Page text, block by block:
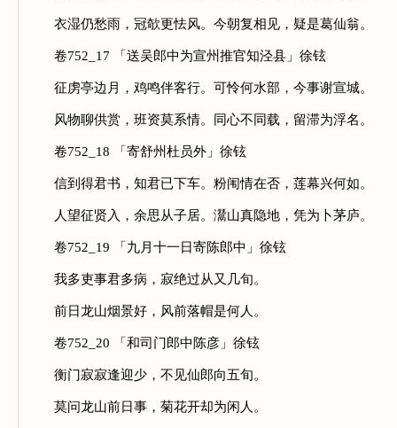
衣湿仍愁雨，冠欹更怯风。今朝复相见，疑是葛仙翁。
卷752_17 「送吴郎中为宣州推官知泾县」徐铉
征虏亭边月，鸡鸣伴客行。可怜何水部，今事谢宣城。
风物聊供赏，班资莫系情。同心不同载，留滞为浮名。
卷752_18 「寄舒州杜员外」徐铉
信到得君书，知君已下车。粉闱情在否，莲幕兴何如。
人望征贤入，余思从子居。灊山真隐地，凭为卜茅庐。
卷752_19 「九月十一日寄陈郎中」徐铉
我多吏事君多病，寂绝过从又几旬。
前日龙山烟景好，风前落帽是何人。
卷752_20 「和司门郎中陈彦」徐铉
衡门寂寂逢迎少，不见仙郎向五旬。
莫问龙山前日事，菊花开却为闲人。